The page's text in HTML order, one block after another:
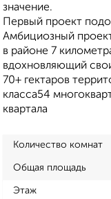
значение.
Первый проект
Амбициозный
в районе 7
вдохновляющий
70+ гектаров
класса54
квартала
Количество комнат
Общая площадь
Этаж